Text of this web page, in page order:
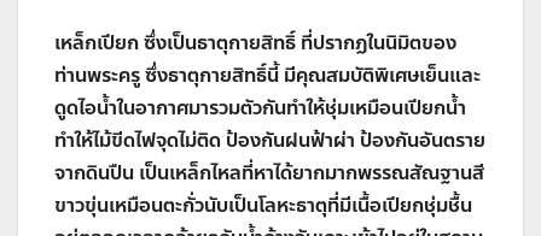
เหล็กเปียก ซึ่งเป็นธาตุกายสิทธิ์ ที่ปรากฏในนิมิตของ
ท่านพระครู ซึ่งธาตุกายสิทธิ์นี้ มีคุณสมบัติพิเศษเย็นและ
ดูดไอน้ำในอากาศมารวมตัวกันทำให้ชุ่มเหมือนเปียกน้ำ
ทำให้ไม้ขีดไฟจุดไม่ติด ป้องกันฝนฟ้าผ่า ป้องกันอันตราย
จากดินปืน เป็นเหล็กไหลที่หาได้ยากมากพรรณสัณฐานสี
ขาวขุ่นเหมือนตะกั่วนับเป็นโลหะธาตุที่มีเนื้อเปียกชุ่มชื้น